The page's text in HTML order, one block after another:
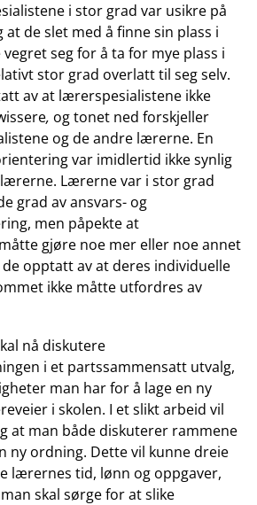
i stor grad var usikre på
at de slet med å finne sin plass i
seg for å ta for mye plass i
stor grad overlatt til seg selv.
av at lærerspesialistene ikke
, og tonet ned forskjeller
og de andre lærerne. En
var imidlertid ikke synlig
Lærerne var i stor grad
grad av ansvars- og
men påpekte at
gjøre noe mer eller noe annet
opptatt av at deres individuelle
ikke måtte utfordres av
nå diskutere
i et partssammensatt utvalg,
man har for å lage en ny
i skolen. I et slikt arbeid vil
at man både diskuterer rammene
ny ordning. Dette vil kunne dreie
lærernes tid, lønn og oppgaver,
skal sørge for at slike